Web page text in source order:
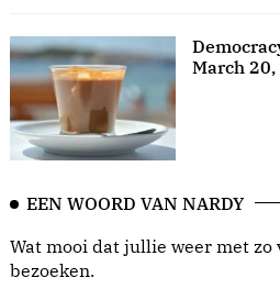
March
EEN WOORD VAN NARDY
Wat mooi dat jullie weer met
bezoeken.